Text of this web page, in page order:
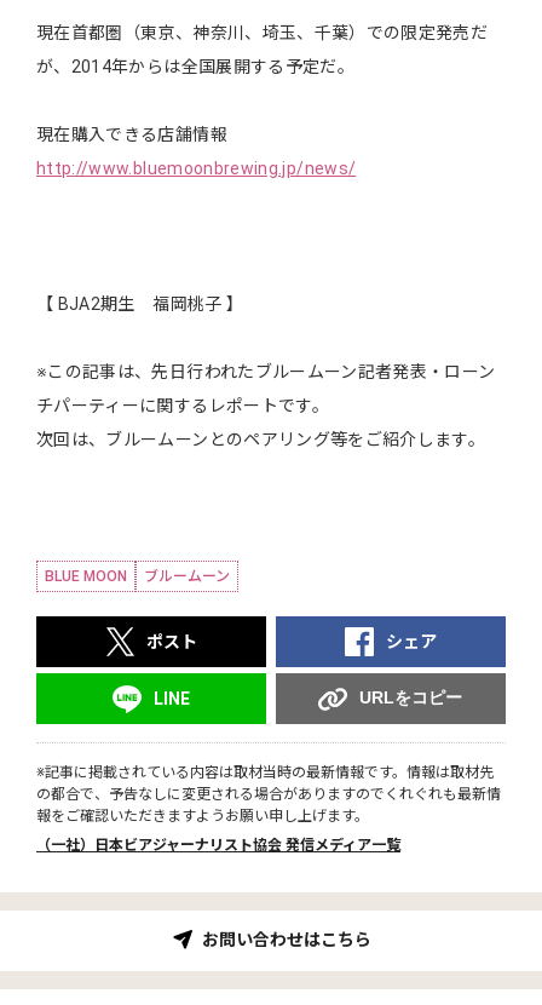
現在首都圏（東京、神奈川、埼玉、千葉）での限定発売だ
が、2014年からは全国展開する予定だ。
現在購入できる店舗情報
http://www.bluemoonbrewing.jp/news/
【 BJA2期生 福岡桃子 】
※この記事は、先日行われたブルームーン記者発表・ローン
チパーティーに関するレポートです。
次回は、ブルームーンとのペアリング等をご紹介します。
BLUE MOON ブルームーン
ポスト シェア
LINE URLをコピー
※記事に掲載されている内容は取材当時の最新情報です。情報は取材先
の都合で、予告なしに変更される場合がありますのでくれぐれも最新情
報をご確認いただきますようお願い申し上げます。
（一社）日本ビアジャーナリスト協会 発信メディア一覧
お問い合わせはこちら